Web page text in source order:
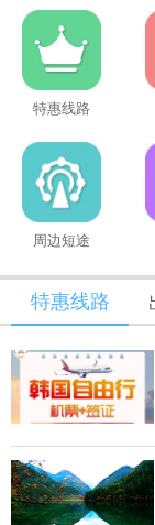
特惠线路
周边短途
特惠线路